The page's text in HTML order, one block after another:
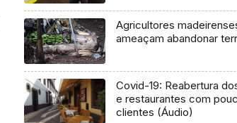
Agricultores
ameaçam abandonar
Covid-19: Reabertura
e restaurantes com
clientes (Áudio)